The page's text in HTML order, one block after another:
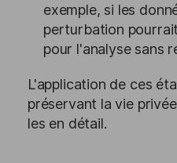
exemple, si les
perturbation
pour l'analyse sans
L'application de ces
préservant la vie
les en détail.